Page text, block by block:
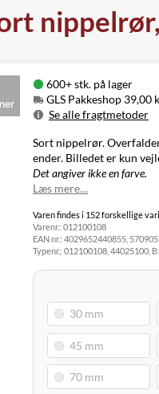
600+ stk. på lager
GLS Pakkeshop 39,00
Se alle fragtmetoder
Metode
Pris
GLS Pakkeshop
GLS
Hjemmelevering
49,00
Click&Collect i
Svenstrup
(9230)
Sort nippelrør.
ender. Billedet er kun
Det angiver ikke en farve.
Læs mere…
Varen findes i 152 forskellige
Varenr.: 012100108
EAN nr.: 4029652440855,
Typenr.: 012100108, 44025100,